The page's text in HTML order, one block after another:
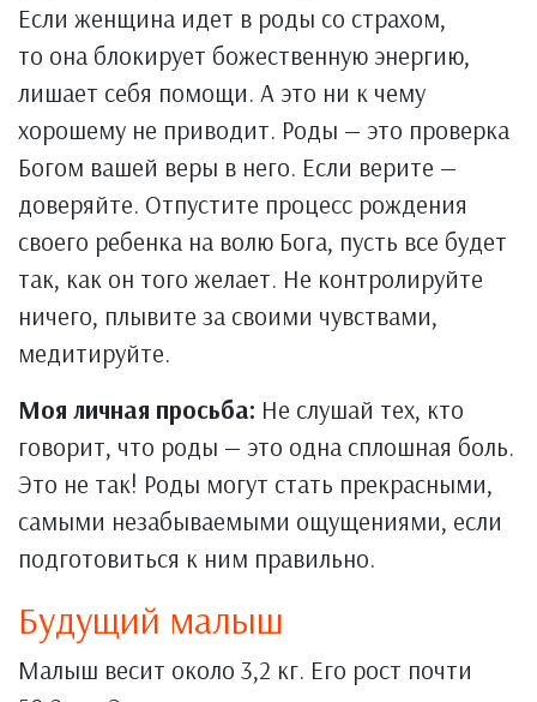
Если женщина идет в роды со страхом,
то она блокирует божественную энергию,
лишает себя помощи. А это ни к чему
хорошему не приводит. Роды — это проверка
Богом вашей веры в него. Если верите —
доверяйте. Отпустите процесс рождения
своего ребенка на волю Бога, пусть все будет
так, как он того желает. Не контролируйте
ничего, плывите за своими чувствами,
медитируйте.
Моя личная просьба: Не слушай тех, кто
говорит, что роды — это одна сплошная боль.
Это не так! Роды могут стать прекрасными,
самыми незабываемыми ощущениями, если
подготовиться к ним правильно.
Будущий малыш
Малыш весит около 3,2 кг. Его рост почти